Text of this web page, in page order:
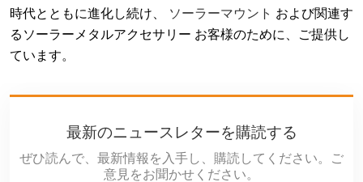
時代とともに進化し続け、
ソーラーマウント および関連す
るソーラーメタルアクセサリー お客様のために、ご提供し
ています。
最新のニュースレターを購読する
ぜひ読んで、最新情報を入手し、購読してください。ご
意見をお聞かせください。